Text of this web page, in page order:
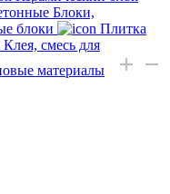
Блоки,
блоки
Плитка
Клея, смесь для
материалы